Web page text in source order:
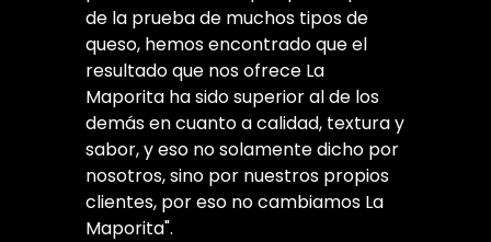
de la prueba de muchos tipos de
queso, hemos encontrado que el
resultado que nos ofrece La
Maporita ha sido superior al de los
demás en cuanto a calidad, textura y
sabor, y eso no solamente dicho por
nosotros, sino por nuestros propios
clientes, por eso no cambiamos La
Maporita".